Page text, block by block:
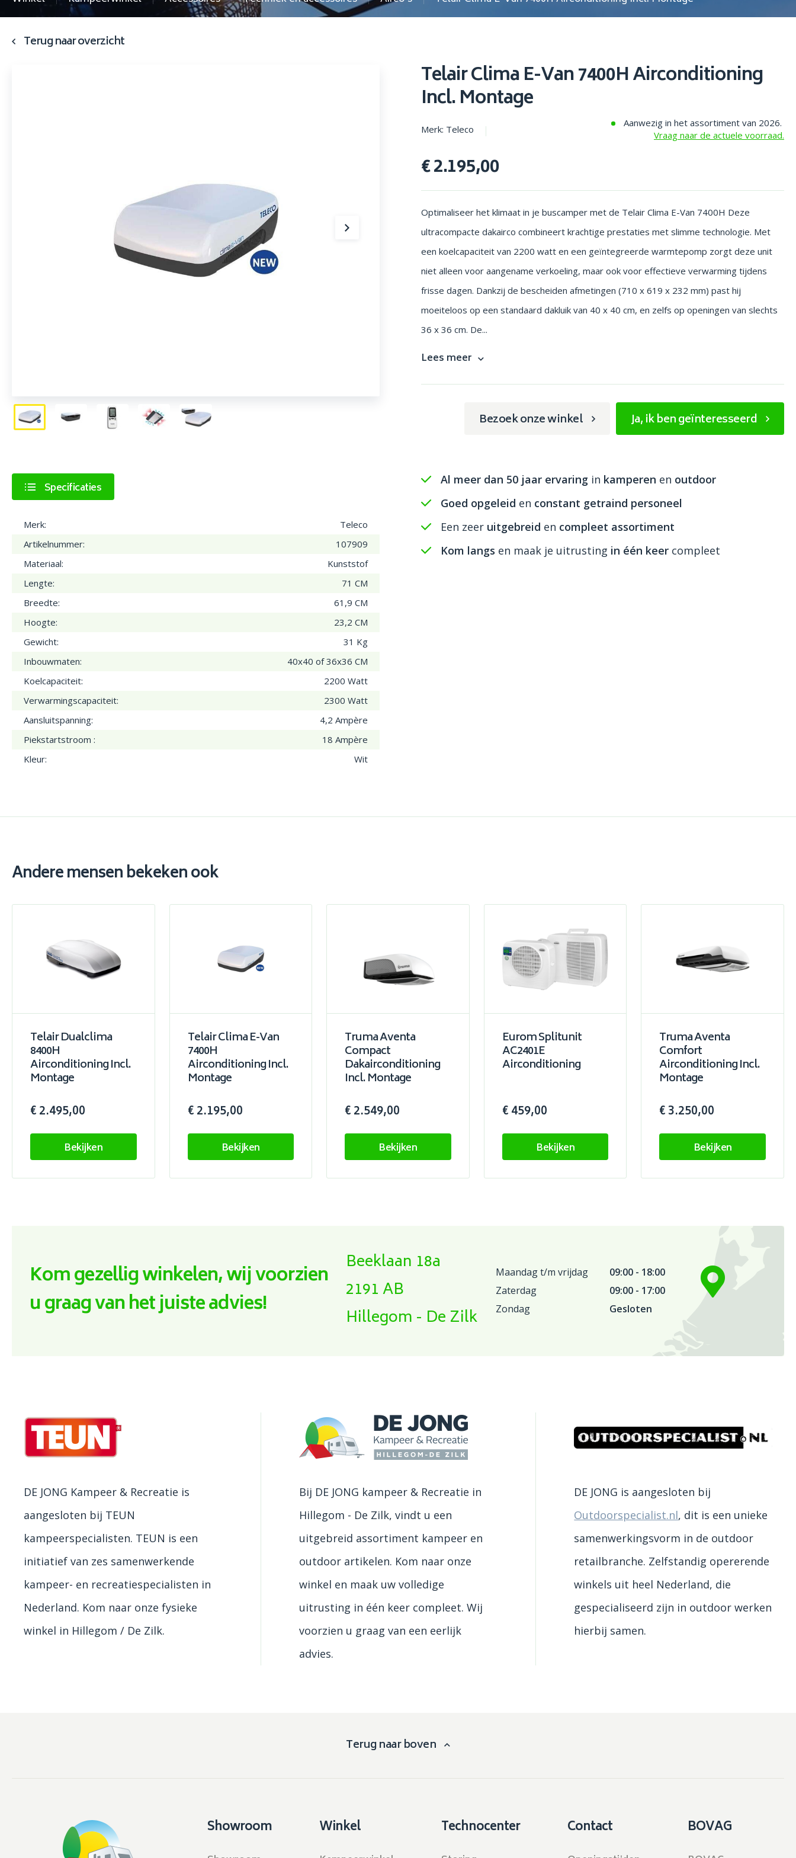
Terug naar overzicht
Specificaties
Merk:
Teleco
Artikelnummer:
107909
Materiaal:
Kunststof
Lengte:
71 CM
Breedte:
61,9 CM
Hoogte:
23,2 CM
Gewicht:
31 Kg
Inbouwmaten:
40x40 of 36x36 CM
Koelcapaciteit:
2200 Watt
Verwarmingscapaciteit:
2300 Watt
Aansluitspanning:
4,2 Ampère
Piekstartstroom :
18 Ampère
Kleur:
Wit
Telair Clima E-Van 7400H Airconditioning
Incl. Montage
Merk: Teleco
Aanwezig in het assortiment van 2026.
Vraag naar de actuele voorraad.
€ 2.195,00
Optimaliseer het klimaat in je buscamper met de Telair Clima E-Van 7400H Deze
ultracompacte dakairco combineert krachtige prestaties met slimme technologie. Met
een koelcapaciteit van 2200 watt en een geïntegreerde warmtepomp zorgt deze unit
niet alleen voor aangename verkoeling, maar ook voor effectieve verwarming tijdens
frisse dagen. Dankzij de bescheiden afmetingen (710 x 619 x 232 mm) past hij
moeiteloos op een standaard dakluik van 40 x 40 cm, en zelfs op openingen van slechts
36 x 36 cm. De...
Lees meer
Bezoek onze winkel Ja, ik ben geïnteresseerd
Al meer dan 50 jaar ervaring in kamperen en outdoor
Goed opgeleid en constant getraind personeel
Een zeer uitgebreid en compleet assortiment
Kom langs en maak je uitrusting in één keer compleet
Andere mensen bekeken ook
Telair Dualclima
8400H
Airconditioning Incl.
Montage
€ 2.495,00
Bekijken
Telair Clima E-Van
7400H
Airconditioning Incl.
Montage
€ 2.195,00
Bekijken
Truma Aventa
Compact
Dakairconditioning
Incl. Montage
€ 2.549,00
Bekijken
Eurom Splitunit
AC2401E
Airconditioning
€ 459,00
Bekijken
Truma Aventa
Comfort
Airconditioning Incl.
Montage
€ 3.250,00
Bekijken
Kom gezellig winkelen, wij voorzien
u graag van het juiste advies!
Beeklaan 18a
2191 AB
Hillegom - De Zilk
Maandag t/m vrijdag
09:00 - 18:00
Zaterdag
09:00 - 17:00
Zondag
Gesloten
DE JONG Kampeer & Recreatie is
aangesloten bij TEUN
kampeerspecialisten. TEUN is een
initiatief van zes samenwerkende
kampeer- en recreatiespecialisten in
Nederland. Kom naar onze fysieke
winkel in Hillegom / De Zilk.
Bij DE JONG kampeer & Recreatie in
Hillegom - De Zilk, vindt u een
uitgebreid assortiment kampeer en
outdoor artikelen. Kom naar onze
winkel en maak uw volledige
uitrusting in één keer compleet. Wij
voorzien u graag van een eerlijk
advies.
DE JONG is aangesloten bij
Outdoorspecialist.nl, dit is een unieke
samenwerkingsvorm in de outdoor
retailbranche. Zelfstandig opererende
winkels uit heel Nederland, die
gespecialiseerd zijn in outdoor werken
hierbij samen.
Terug naar boven
Showroom Winkel Technocenter Contact BOVAG